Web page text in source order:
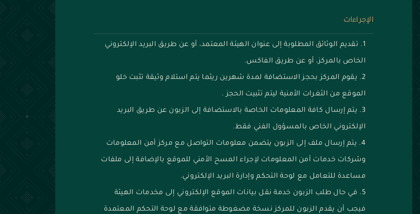
الإجراءات
تقديم الوثائق المطلوبة إلى عنوان الهيئة المعتمد، أو عن طريق البريد الإلكتروني
الخاص بالمركز، أو عن طريق الفاكس.
يقوم المركز بحجز الاستضافة لمدة شهرين ريثما يتم استلام وثيقة تثبت خلو
الموقع من الثغرات الأمنية ليتم تثبيت الحجز .
يتم إرسال كافة المعلومات الخاصة بالاستضافة إلى الزبون عن طريق البريد
الإلكتروني الخاص بالمسؤول الفني فقط.
يتم إرسال ملف إلى الزبون يتضمن معلومات التواصل مع مركز أمن المعلومات
وشركات خدمات أمن المعلومات لإجراء المسح الأمني للموقع بالإضافة إلى ملفات
مساعدة للتعامل مع لوحة التحكم وإدارة البريد الإلكتروني.
في حال طلب الزبون خدمة نقل بيانات الموقع الإلكتروني إلى مخدمات الهيئة
فيجب أن يقدم الزبون للمركز نسخة مضغوطة متوافقة مع لوحة التحكم المعتمدة